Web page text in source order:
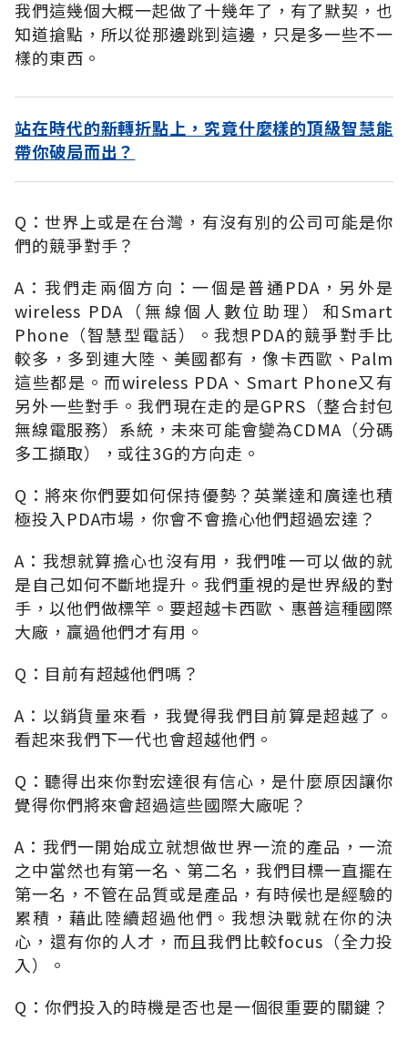
我們這幾個大概一起做了十幾年了，有了默契，也
知道搶點，所以從那邊跳到這邊，只是多一些不一
樣的東西。
站在時代的新轉折點上，究竟什麼樣的頂級智慧能
帶你破局而出？
Q：世界上或是在台灣，有沒有別的公司可能是你
們的競爭對手？
A：我們走兩個方向：一個是普通PDA，另外是
wireless PDA（無線個人數位助理）和Smart
Phone（智慧型電話）。我想PDA的競爭對手比
較多，多到連大陸、美國都有，像卡西歐、Palm
這些都是。而wireless PDA、Smart Phone又有
另外一些對手。我們現在走的是GPRS（整合封包
無線電服務）系統，未來可能會變為CDMA（分碼
多工擷取），或往3G的方向走。
Q：將來你們要如何保持優勢？英業達和廣達也積
極投入PDA市場，你會不會擔心他們超過宏達？
A：我想就算擔心也沒有用，我們唯一可以做的就
是自己如何不斷地提升。我們重視的是世界級的對
手，以他們做標竿。要超越卡西歐、惠普這種國際
大廠，贏過他們才有用。
Q：目前有超越他們嗎？
A：以銷貨量來看，我覺得我們目前算是超越了。
看起來我們下一代也會超越他們。
Q：聽得出來你對宏達很有信心，是什麼原因讓你
覺得你們將來會超過這些國際大廠呢？
A：我們一開始成立就想做世界一流的產品，一流
之中當然也有第一名、第二名，我們目標一直擺在
第一名，不管在品質或是產品，有時候也是經驗的
累積，藉此陸續超過他們。我想決戰就在你的決
心，還有你的人才，而且我們比較focus（全力投
入）。
Q：你們投入的時機是否也是一個很重要的關鍵？